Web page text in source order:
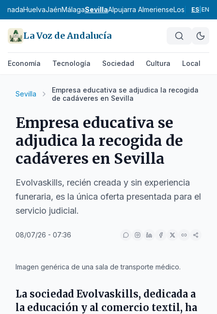
HuelvaJaénMálagaSevillaAlpujarra AlmerienseLos Vélez
ES EN
La Voz de Andalucía
Economía Tecnología Sociedad Cultura Local
Sevilla
Empresa educativa se adjudica la recogida
de cadáveres en Sevilla
Empresa educativa se
adjudica la recogida de
cadáveres en Sevilla
Evolvaskills, recién creada y sin experiencia
funeraria, es la única oferta presentada para el
servicio judicial.
08/07/26 - 07:36
Imagen genérica de una sala de transporte médico.
La sociedad Evolvaskills, dedicada a
la educación y al comercio textil, ha